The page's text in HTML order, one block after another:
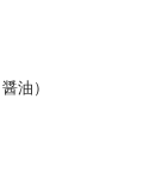
油）